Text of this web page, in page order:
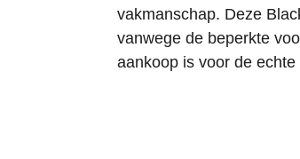
vakmanschap. Deze
vanwege de beperkte
aankoop is voor de